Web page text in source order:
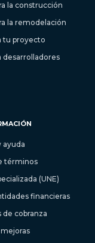
la construcción
la remodelación
tu proyecto
desarrolladores
ayuda
términos
(UNE)
financieras
de cobranza